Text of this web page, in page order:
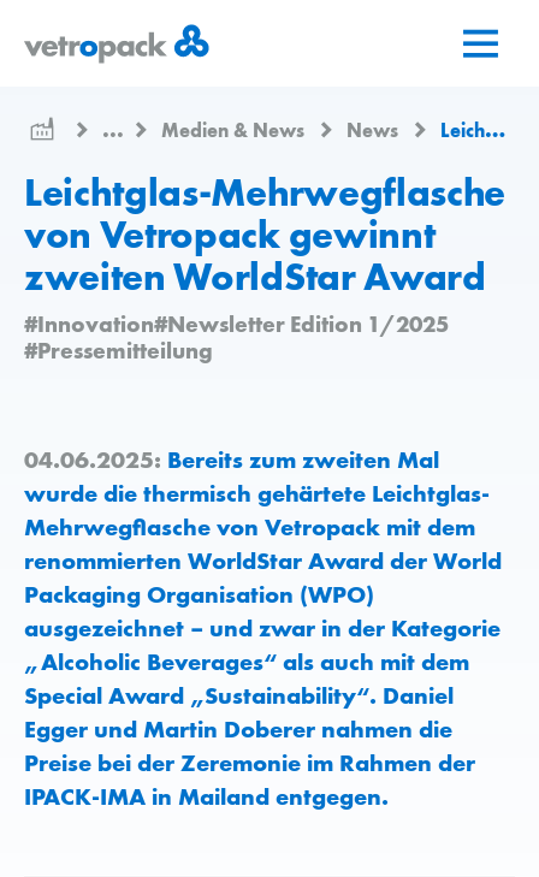
Startseite
Inhalt
Kontakt
...
Medien & News News Leichtglas-Mehrwegflasche von Vetropack gewinnt zweiten WorldStar Award
Leichtglas-Mehrwegflasche
von Vetropack gewinnt
zweiten WorldStar Award
#Innovation#Newsletter Edition 1/2025
#Pressemitteilung
04.06.2025: Bereits zum zweiten Mal
wurde die thermisch gehärtete Leichtglas-
Mehrwegflasche von Vetropack mit dem
renommierten WorldStar Award der World
Packaging Organisation (WPO)
ausgezeichnet – und zwar in der Kategorie
„Alcoholic Beverages“ als auch mit dem
Special Award „Sustainability“. Daniel
Egger und Martin Doberer nahmen die
Preise bei der Zeremonie im Rahmen der
IPACK-IMA in Mailand entgegen.